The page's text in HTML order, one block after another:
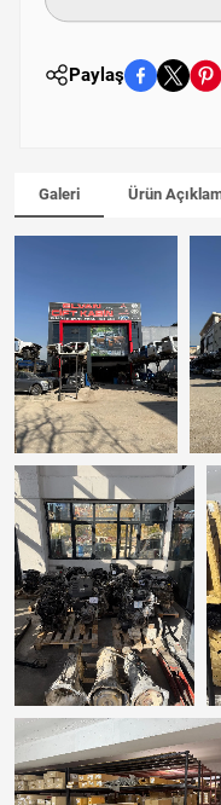
Paylaş
Galeri Ürün